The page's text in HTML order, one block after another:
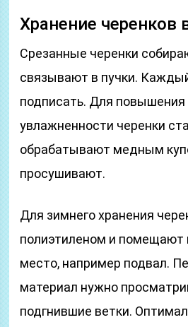
Хранение черенков
Срезанные черенки
связывают в пучки.
подписать. Для повышения
увлажненности черенки
обрабатывают медным
просушивают.
Для зимнего хранения
полиэтиленом и помещают
место, например подвал.
материал нужно
подгнившие ветки.